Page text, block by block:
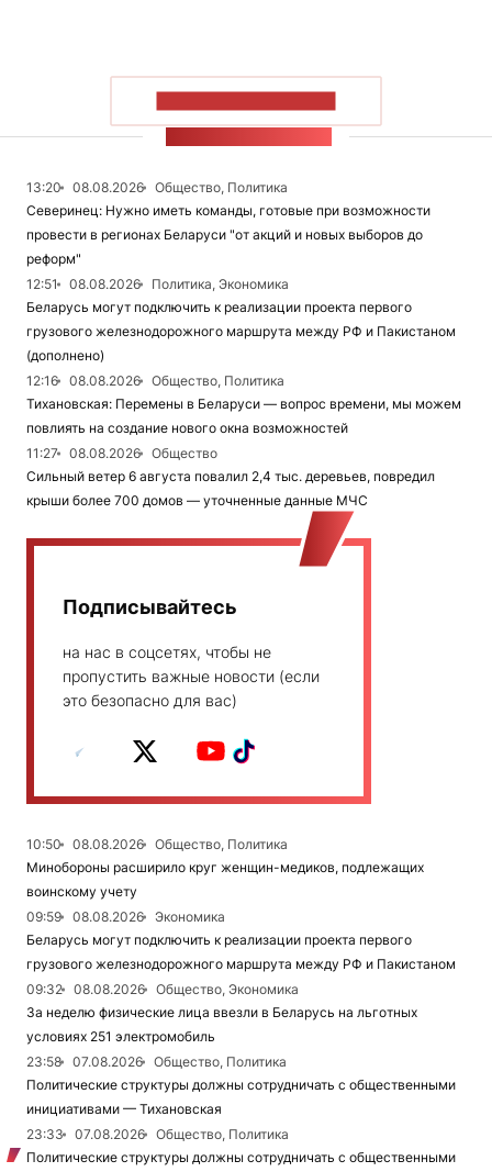
13:20 08.08.2026
Общество, Политика
Северинец: Нужно иметь команды, готовые при возможности
провести в регионах Беларуси "от акций и новых выборов до
реформ"
12:51
08.08.2026
Политика, Экономика
Беларусь могут подключить к реализации проекта первого
грузового железнодорожного маршрута между РФ и Пакистаном
(дополнено)
12:16
08.08.2026
Общество, Политика
Тихановская: Перемены в Беларуси — вопрос времени, мы можем
повлиять на создание нового окна возможностей
11:27
08.08.2026
Общество
Сильный ветер 6 августа повалил 2,4 тыс. деревьев, повредил
крыши более 700 домов — уточненные данные МЧС
Подписывайтесь
на нас в соцсетях, чтобы не
пропустить важные новости (если
это безопасно для вас)
10:50 08.08.2026
Общество, Политика
Минобороны расширило круг женщин-медиков, подлежащих
воинскому учету
09:59
08.08.2026
Экономика
Беларусь могут подключить к реализации проекта первого
грузового железнодорожного маршрута между РФ и Пакистаном
09:32
08.08.2026
Общество, Экономика
За неделю физические лица ввезли в Беларусь на льготных
условиях 251 электромобиль
23:58
07.08.2026
Общество, Политика
Политические структуры должны сотрудничать с общественными
инициативами — Тихановская
23:33
07.08.2026
Общество, Политика
Политические структуры должны сотрудничать с общественными